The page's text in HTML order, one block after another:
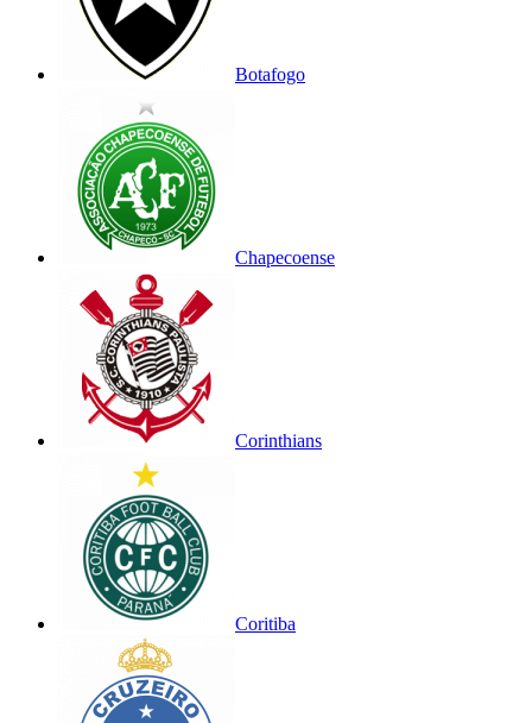
Botafogo
Chapecoense
Corinthians
Coritiba